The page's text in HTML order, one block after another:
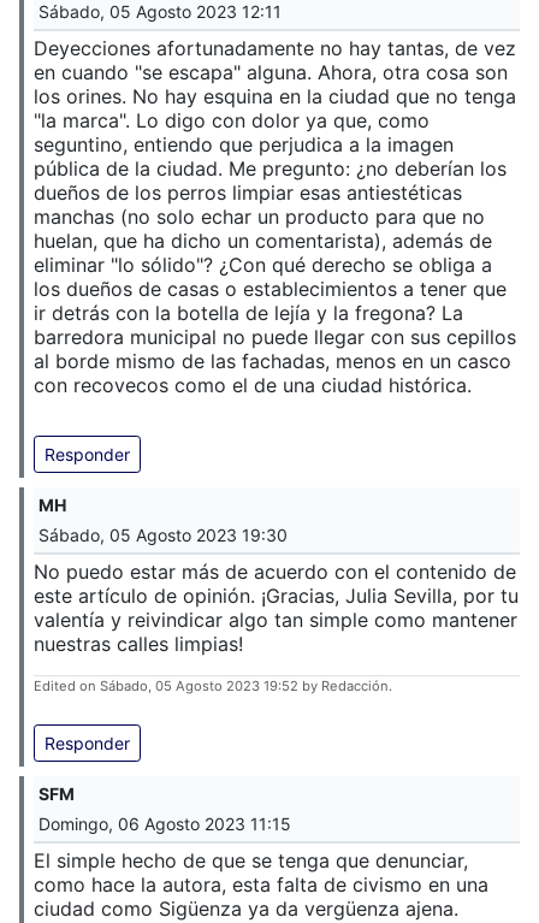
Sábado, 05 Agosto 2023 12:11
Deyecciones afortunadamente no hay tantas, de vez
en cuando "se escapa" alguna. Ahora, otra cosa son
los orines. No hay esquina en la ciudad que no tenga
"la marca". Lo digo con dolor ya que, como
seguntino, entiendo que perjudica a la imagen
pública de la ciudad. Me pregunto: ¿no deberían los
dueños de los perros limpiar esas antiestéticas
manchas (no solo echar un producto para que no
huelan, que ha dicho un comentarista), además de
eliminar "lo sólido"? ¿Con qué derecho se obliga a
los dueños de casas o establecimientos a tener que
ir detrás con la botella de lejía y la fregona? La
barredora municipal no puede llegar con sus cepillos
al borde mismo de las fachadas, menos en un casco
con recovecos como el de una ciudad histórica.
Responder
MH
Sábado, 05 Agosto 2023 19:30
No puedo estar más de acuerdo con el contenido de
este artículo de opinión. ¡Gracias, Julia Sevilla, por tu
valentía y reivindicar algo tan simple como mantener
nuestras calles limpias!
Edited on Sábado, 05 Agosto 2023 19:52 by Redacción.
Responder
SFM
Domingo, 06 Agosto 2023 11:15
El simple hecho de que se tenga que denunciar,
como hace la autora, esta falta de civismo en una
ciudad como Sigüenza ya da vergüenza ajena.